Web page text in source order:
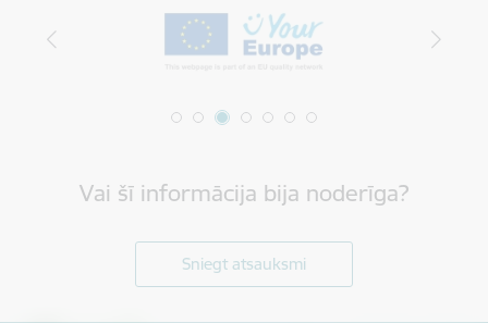
Vai šī informācija bija noderīga?
Sniegt atsauksmi